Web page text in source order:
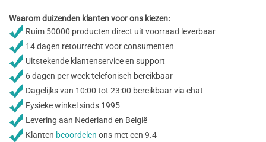
Waarom duizenden klanten voor ons kiezen:
Ruim 50000 producten direct uit voorraad leverbaar
14 dagen retourrecht voor consumenten
Uitstekende klantenservice en support
6 dagen per week telefonisch bereikbaar
Dagelijks van 10:00 tot 23:00 bereikbaar via chat
Fysieke winkel sinds 1995
Levering aan Nederland en België
Klanten beoordelen ons met een 9.4